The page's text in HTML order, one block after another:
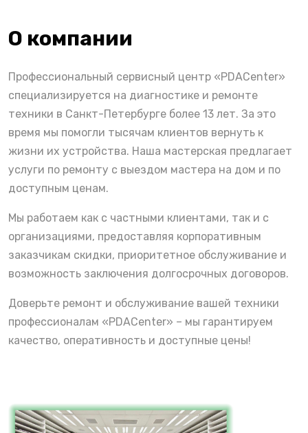
О компании
Профессиональный сервисный центр «PDACenter»
специализируется на диагностике и ремонте
техники в Санкт-Петербурге более 13 лет. За это
время мы помогли тысячам клиентов вернуть к
жизни их устройства. Наша мастерская предлагает
услуги по ремонту с выездом мастера на дом и по
доступным ценам.
Мы работаем как с частными клиентами, так и с
организациями, предоставляя корпоративным
заказчикам скидки, приоритетное обслуживание и
возможность заключения долгосрочных договоров.
Доверьте ремонт и обслуживание вашей техники
профессионалам «PDACenter» – мы гарантируем
качество, оперативность и доступные цены!